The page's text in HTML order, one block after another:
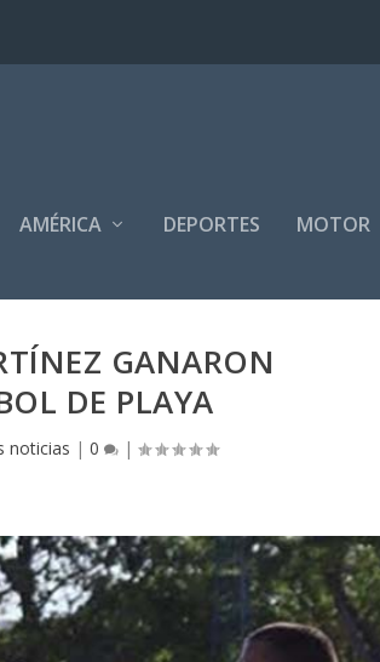
AMÉRICA DEPORTES MOTOR
GANARON
DE PLAYA
noticias |0 |